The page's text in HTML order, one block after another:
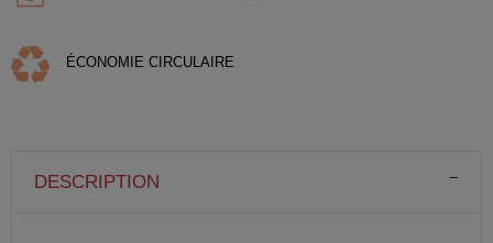
ÉCONOMIE CIRCULAIRE
DESCRIPTION